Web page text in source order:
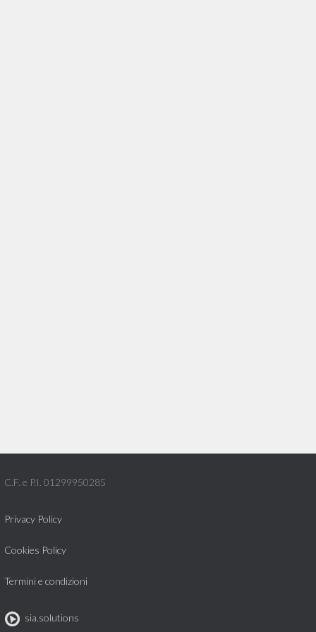
C.F. e P.I. 01299950285
Privacy Policy
Cookies Policy
Termini e condizioni
sia.solutions